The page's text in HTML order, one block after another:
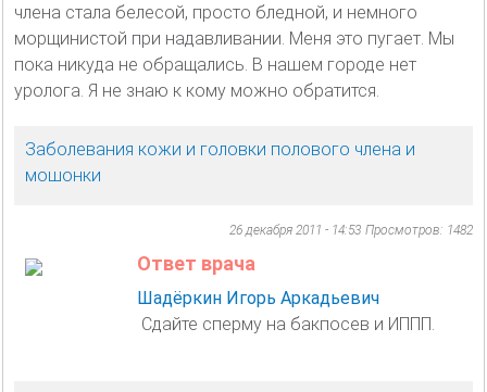
члена стала белесой, просто бледной, и немного
морщинистой при надавливании. Меня это пугает. Мы
пока никуда не обращались. В нашем городе нет
уролога. Я не знаю к кому можно обратится.
Заболевания кожи и головки полового члена и
мошонки
26 декабря 2011 - 14:53 Просмотров: 1482
Ответ врача
Шадёркин Игорь Аркадьевич
Сдайте сперму на бакпосев и ИППП.